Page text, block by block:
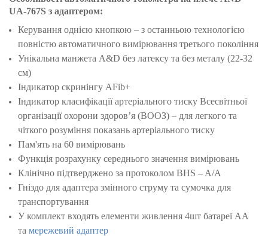
UA-767S з адаптером:
Керування однією кнопкою – з останньою технологією
повністю автоматичного вимірювання третього покоління
Унікальна манжета A&D без латексу та без металу (22-32
см)
Індикатор скринінгу AFib+
Індикатор класифікації артеріального тиску Всесвітньої
організації охорони здоров’я (ВООЗ) – для легкого та
чіткого розуміння показань артеріального тиску
Пам'ять на 60 вимірювань
Функція розрахунку середнього значення вимірювань
Клінічно підтверджено за протоколом BHS – A/A
Гніздо для адаптера змінного струму та сумочка для
транспортування
У комплект входять елементи живлення 4шт батареї АА
тамережевий адаптер